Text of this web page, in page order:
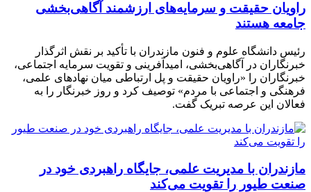
راویان حقیقت و سرمایه‌های ارزشمند آگاهی‌بخشی
جامعه هستند
رئیس دانشگاه علوم و فنون مازندران با تأکید بر نقش اثرگذار
خبرنگاران در آگاهی‌بخشی، امیدآفرینی و تقویت سرمایه اجتماعی،
خبرنگاران را «راویان حقیقت و پل ارتباطی میان نهادهای علمی،
فرهنگی و اجتماعی با مردم» توصیف کرد و روز خبرنگار را به
فعالان این عرصه تبریک گفت.
مازندران با مدیریت علمی، جایگاه راهبردی خود در
صنعت طیور را تقویت می‌کند